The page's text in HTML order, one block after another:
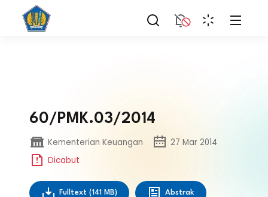
60/PMK.03/2014
Kementerian Keuangan
27 Mar 2014
Dicabut
Fulltext (141 MB) Abstrak